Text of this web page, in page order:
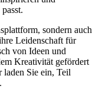
sondern auch
Leidenschaft für
von Ideen und
Kreativität gefördert
Sie ein, Teil